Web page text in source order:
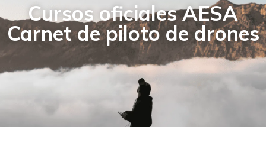
Cursos oficiales AESA
Carnet de piloto de drones